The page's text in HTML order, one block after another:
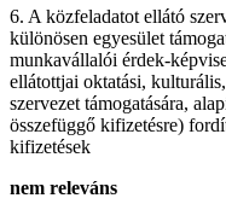
6. A közfeladatot ellátó
különösen egyesület
munkavállalói érdek-
ellátottjai oktatási,
szervezet támogatására,
összefüggő kifizetésre)
kifizetések
nem releváns